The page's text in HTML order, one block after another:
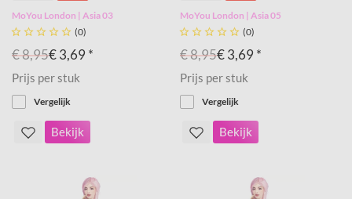
MoYou London | Asia 03
     (0)
€ 8,95€ 3,69 *
Prijs per stuk
Vergelijk
Bekijk
MoYou London | Asia 05
     (0)
€ 8,95€ 3,69 *
Prijs per stuk
Vergelijk
Bekijk